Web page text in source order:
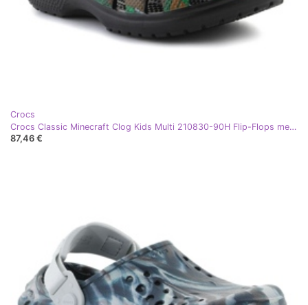
Crocs
Crocs Classic Minecraft Clog Kids Multi 210830-90H Flip-Flops mehrfarbig
87,46 €